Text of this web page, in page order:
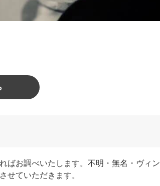
ばお調べいたします。不明・無名・ヴィン
せていただきます。